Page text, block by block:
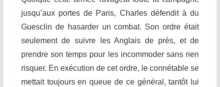
jusqu’aux portes de Paris, Charles défendità du
Guesclin de hasarder un combat. Son ordre était
seulement de suivre les Anglais de près, et de
prendre son temps pour les incommoder sans rien
risquer. En exécution de cetordre, le connétable se
mettait toujours en queue de ce général, tantôt lui